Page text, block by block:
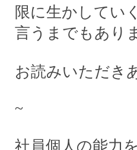
限に生かしてい
言うまでもあり
お読みいただき
~
社員個人の能力